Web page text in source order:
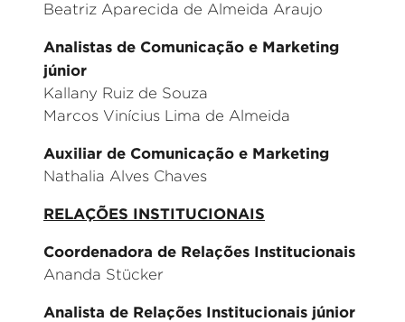
Beatriz Aparecida de Almeida Araujo
Analistas de Comunicação e Marketing
júnior
Kallany Ruiz de Souza
Marcos Vinícius Lima de Almeida
Auxiliar de Comunicação e Marketing
Nathalia Alves Chaves
RELAÇÕES INSTITUCIONAIS
Coordenadora de Relações Institucionais
Ananda Stücker
Analista de Relações Institucionais júnior